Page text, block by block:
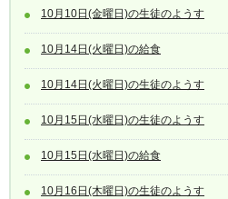
10月10日(金曜日)の生徒のようす
10月14日(火曜日)の給食
10月14日(火曜日)の生徒のようす
10月15日(水曜日)の生徒のようす
10月15日(水曜日)の給食
10月16日(木曜日)の生徒のようす